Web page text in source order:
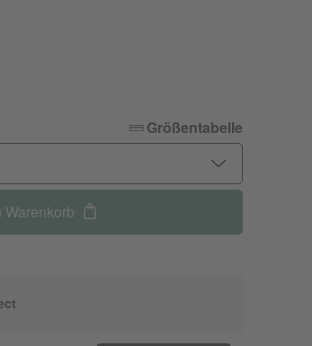
Größentabelle
Warenkorb